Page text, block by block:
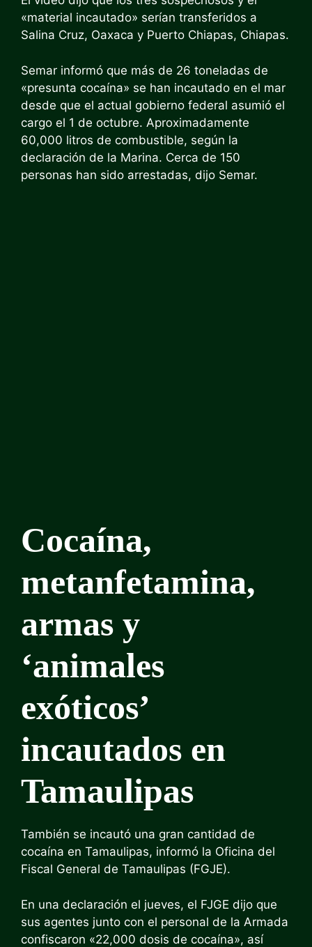
«material incautado» serían transferidos a
Salina Cruz, Oaxaca y Puerto Chiapas, Chiapas.
Semar informó que más de 26 toneladas de
«presunta cocaína» se han incautado en el mar
desde que el actual gobierno federal asumió el
cargo el 1 de octubre. Aproximadamente
60,000 litros de combustible, según la
declaración de la Marina. Cerca de 150
personas han sido arrestadas, dijo Semar.
Cocaína,
metanfetamina,
armas y
‘animales
exóticos’
incautados en
Tamaulipas
También se incautó una gran cantidad de
cocaína en Tamaulipas, informó la Oficina del
Fiscal General de Tamaulipas (FGJE).
En una declaración el jueves, el FJGE dijo que
sus agentes junto con el personal de la Armada
confiscaron «22,000 dosis de cocaína», así